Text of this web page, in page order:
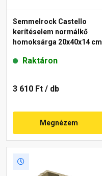
Semmelrock Castello
kerítéselem normálkő
homoksárga 20x40x14 cm
Raktáron
3 610 Ft / db
Megnézem